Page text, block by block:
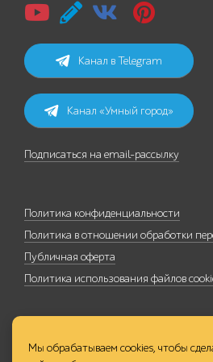
Канал в Telegram
Канал «Умный город»
Подписаться на email-рассылку
Политика конфиденциальности
Политика в отношении обработки
Публичная оферта
Политика использования файлов
Мы обрабатываем cookies, чтобы